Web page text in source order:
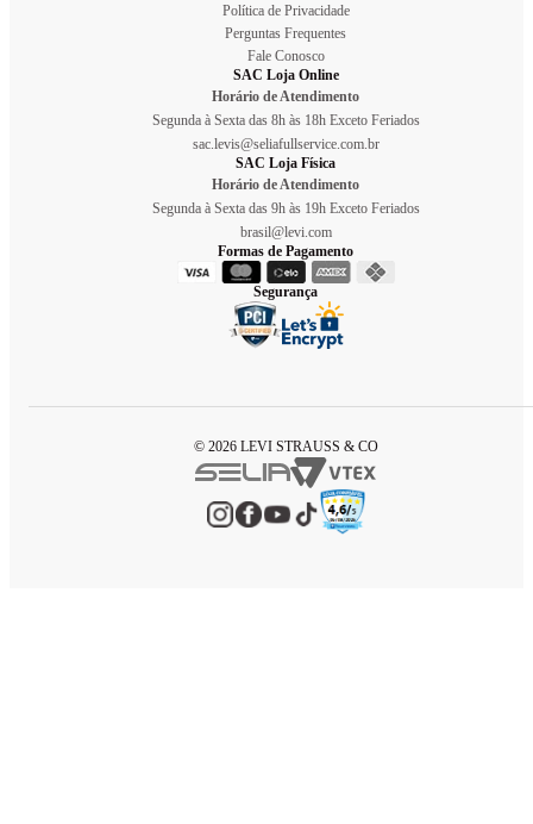
Política de Privacidade
Perguntas Frequentes
Fale Conosco
SAC Loja Online
Horário de Atendimento
Segunda à Sexta das 8h às 18h Exceto Feriados
sac.levis@seliafullservice.com.br
SAC Loja Física
Horário de Atendimento
Segunda à Sexta das 9h às 19h Exceto Feriados
brasil@levi.com
Formas de Pagamento
Segurança
© 2026 LEVI STRAUSS & CO